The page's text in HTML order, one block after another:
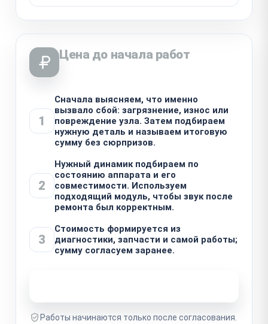
Цена до начала работ
1
Сначала выясняем, что именно
вызвало сбой: загрязнение, износ или
повреждение узла. Затем подбираем
нужную деталь и называем итоговую
сумму без сюрпризов.
2
Нужный динамик подбираем по
состоянию аппарата и его
совместимости. Используем
подходящий модуль, чтобы звук после
ремонта был корректным.
3
Стоимость формируется из
диагностики, запчасти и самой работы;
сумму согласуем заранее.
Работы начинаются только после согласования.